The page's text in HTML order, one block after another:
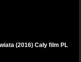
(2016) Cały film PL